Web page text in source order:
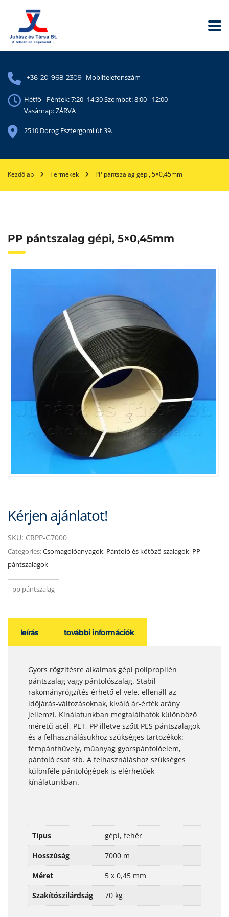
+36-20-968-2309 Mobiltelefonszám
Hétfő - Péntek: 7:20- 14:30 Szombat: 8:00 - 12:00
Vasárnap: ZÁRVA
2510 Dorog Esztergomi út 39.
Kezdőlap Termékek PP pántszalag gépi, 5×0,45mm
PP pántszalag gépi, 5×0,45mm
Kérjen ajánlatot!
SKU: CRPP-G7000
Categories:Csomagolóanyagok, Pántoló és kötöző szalagok, PP
pántszalagok
pp pántszalag
leírás további információk
Gyors rögzítésre alkalmas gépi polipropilén
pántszalag vagy pántolószalag. Stabil
rakományrögzítés érhető el vele, ellenáll az
időjárás-változásoknak, kiváló ár-érték arány
jellemzi. Kínálatunkban megtalálhatók különböző
méretű acél, PET, PP illetve szőtt PES pántszalagok
és a felhasználásukhoz szükséges tartozékok:
fémpánthüvely, műanyag gyorspántolóelem,
pántoló csat stb. A felhasználáshoz szükséges
különféle pántológépek is elérhetőek
kínálatunkban.
Típus gépi, fehér
Hosszúság 7000 m
Méret 5 x 0,45 mm
Szakítószilárdság 70 kg